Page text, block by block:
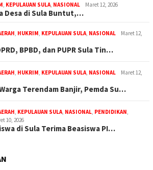
, KEPULAUAN SULA, NASIONAL Maret 12, 2026
Desa di Sula Buntut,…
, HUKRIM, KEPULAUAN SULA, NASIONAL
Maret 12,
BPBD, dan PUPR Sula Tin…
, HUKRIM, KEPULAUAN SULA, NASIONAL
Maret 12,
Terendam Banjir, Pemda Su…
, KEPULAUAN SULA, NASIONAL, PENDIDIKAN,
10, 2026
di Sula Terima Beasiswa PI…